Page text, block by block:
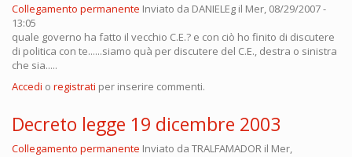
Collegamento permanente Inviato da DANIELEg il Mer, 08/29/2007 -
13:05
quale governo ha fatto il vecchio C.E.? e con ciò ho finito di discutere
di politica con te......siamo quà per discutere del C.E., destra o sinistra
che sia.....
Accedi o registrati per inserire commenti.
Decreto legge 19 dicembre 2003
Collegamento permanente Inviato da TRALFAMADOR il Mer,